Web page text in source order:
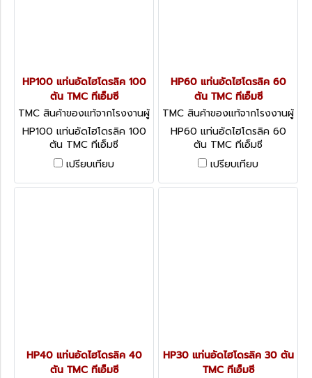
HP100 แท่นอัดไฮโดรลิค 100
ตัน TMC ทีเอ็มซี
TMC สินค้าของแท้จากโรงงานผู้
ผลิต HP100
HP100 แท่นอัดไฮโดรลิค 100
ตัน TMC ทีเอ็มซี
เปรียบเทียบ
HP60 แท่นอัดไฮโดรลิค 60
ตัน TMC ทีเอ็มซี
TMC สินค้าของแท้จากโรงงานผู้
ผลิต HP60
HP60 แท่นอัดไฮโดรลิค 60
ตัน TMC ทีเอ็มซี
เปรียบเทียบ
HP40 แท่นอัดไฮโดรลิค 40
ตัน TMC ทีเอ็มซี
HP30 แท่นอัดไฮโดรลิค 30 ตัน
TMC ทีเอ็มซี